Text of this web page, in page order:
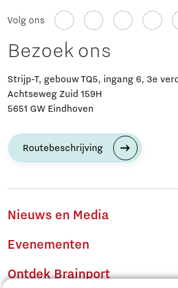
Volg ons
Bezoek ons
Strijp-T, gebouw TQ5, ingang 6, 3e
Achtseweg Zuid 159H
5651 GW Eindhoven
Routebeschrijving
Nieuws en Media
Evenementen
Ontdek Brainport